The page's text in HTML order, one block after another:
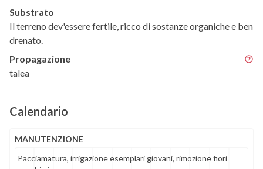
Substrato
Il terreno dev'essere fertile, ricco di sostanze organiche e ben
drenato.
Propagazione
talea
Calendario
MANUTENZIONE
Pacciamatura, irrigazione esemplari giovani, rimozione fiori